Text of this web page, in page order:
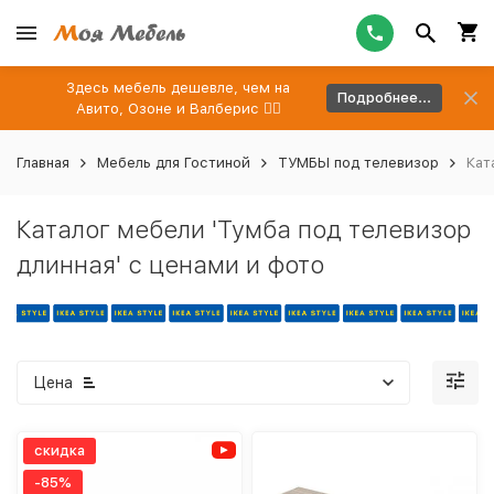
Здесь мебель дешевле, чем на
Авито, Озоне и Валберис 👉🏻
Подробнее...
Главная Мебель для Гостиной ТУМБЫ под телевизор
Каталог мебели 'Тумба под телевизор
длинная' с ценами и фото
Цена
скидка
-85%